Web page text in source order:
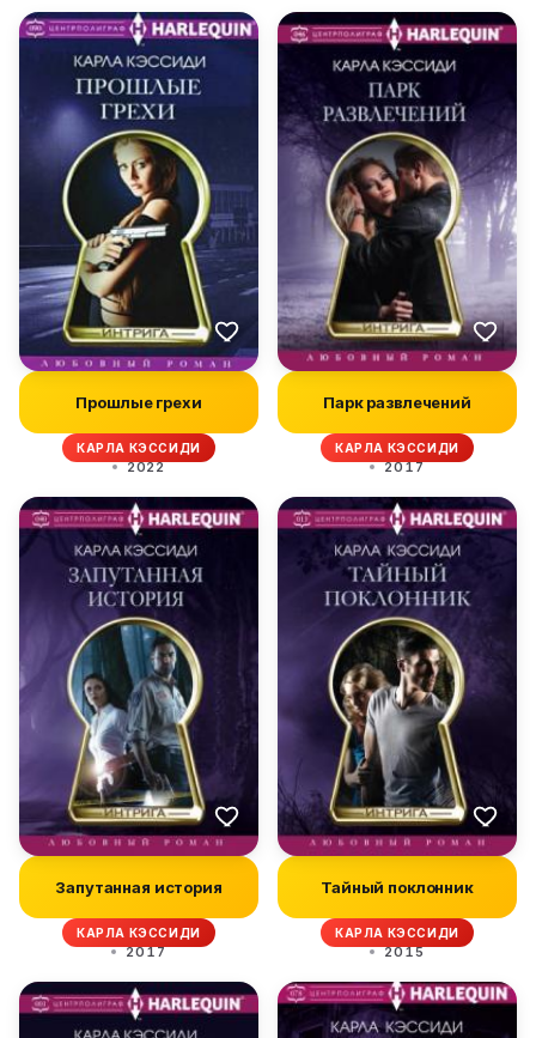
Прошлые грехи
КАРЛА КЭССИДИ
2022
Парк развлечений
КАРЛА КЭССИДИ
2017
Запутанная история
КАРЛА КЭССИДИ
2017
Тайный поклонник
КАРЛА КЭССИДИ
2015